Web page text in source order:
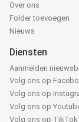
Over ons
Folder toevoegen
Nieuws
Diensten
Aanmelden
Volg ons op
Volg ons op
Volg ons op
Volg ons op TikTok